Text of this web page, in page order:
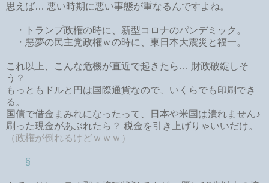
思えば… 悪い時期に悪い事態が重なるんですよね。
・トランプ政権の時に、新型コロナのパンデミック。
・悪夢の民主党政権ｗの時に、東日本大震災と福一。
これ以上、こんな危機が直近で起きたら… 財政破綻しそ
う？
もっともドルと円は国際通貨なので、いくらでも印刷でき
る。
国債で借金まみれになったって、日本や米国は潰れません♪
刷った現金があぶれたら？ 税金を引き上げりゃいいだけ。
（政権が倒れるけどｗｗｗ）
§